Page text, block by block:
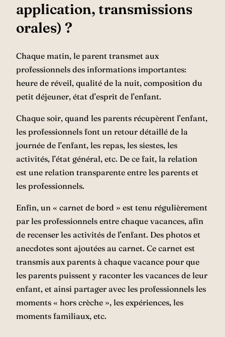
application, transmissions
orales) ?
Chaque matin, le parent transmet aux
professionnels des informations importantes:
heure de réveil, qualité de la nuit, composition du
petit déjeuner, état d’esprit de l’enfant.
Chaque soir, quand les parents récupèrent l’enfant,
les professionnels font un retour détaillé de la
journée de l’enfant, les repas, les siestes, les
activités, l’état général, etc. De ce fait, la relation
est une relation transparente entre les parents et
les professionnels.
Enfin, un « carnet de bord » est tenu régulièrement
par les professionnels entre chaque vacances, afin
de recenser les activités de l’enfant. Des photos et
anecdotes sont ajoutées au carnet. Ce carnet est
transmis aux parents à chaque vacance pour que
les parents puissent y raconter les vacances de leur
enfant, et ainsi partager avec les professionnels les
moments « hors crèche », les expériences, les
moments familiaux, etc.